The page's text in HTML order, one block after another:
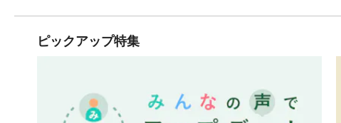
ピックアップ特集